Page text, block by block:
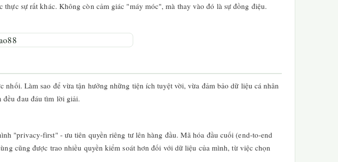
sự rất khác. Không còn cảm giác "máy móc", mà thay vào đó là sự đồng điệu.
Làm sao để vừa tận hưởng những tiện ích tuyệt vời, vừa đảm bảo dữ liệu cá nhân
đau đáu tìm lời giải.
"privacy-first" - ưu tiên quyền riêng tư lên hàng đầu. Mã hóa đầu cuối (end-to-end
cũng được trao nhiều quyền kiểm soát hơn đối với dữ liệu của mình, từ việc chọn